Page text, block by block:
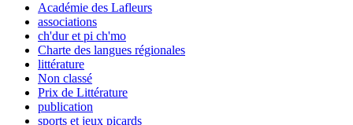
Académie des Lafleurs
associations
ch'dur et pi ch'mo
Charte des langues régionales
littérature
Non classé
Prix de Littérature
publication
sports et jeux picards